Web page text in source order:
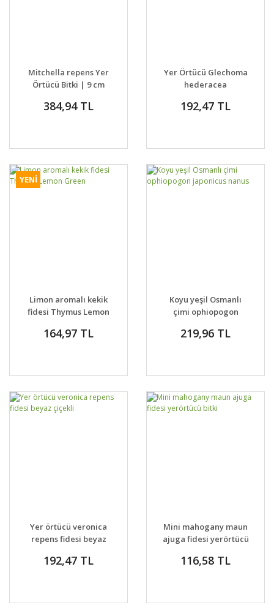
Mitchella repens Yer
Örtücü Bitki | 9 cm
384,94 TL
Yer Örtücü Glechoma
hederacea
Yer Örtücü Bitki | 7
192,47 TL
YENİ
Limon aromalı kekik
fidesi Thymus Lemon
164,97 TL
Koyu yeşil Osmanlı
çimi ophiopogon
219,96 TL
Yer örtücü veronica
repens fidesi beyaz
192,47 TL
Mini mahogany maun
ajuga fidesi yerörtücü
116,58 TL